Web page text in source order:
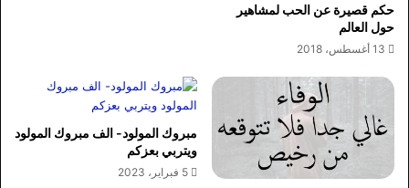
حكم قصيرة عن الحب لمشاهير
حول العالم
13 أغسطس، 2018
مبروك المولود- الف مبروك المولود
ويتربي بعزكم
5 فبراير، 2023